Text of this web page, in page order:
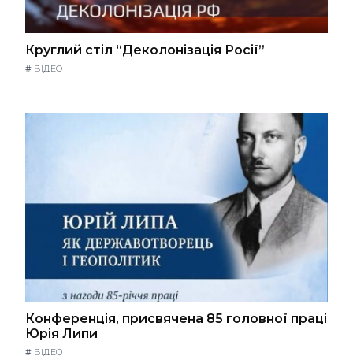
Круглий стіл “Деколонізація Росії”
# ВІДЕО
Конференція, присвячена 85 головної праці
Юрія Липи
# ВІДЕО